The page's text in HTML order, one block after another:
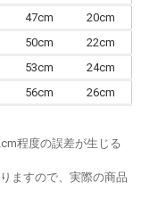
47cm
20cm
50cm
22cm
53cm
24cm
56cm 26cm
程度の誤差が生じる
ますので、実際の商品